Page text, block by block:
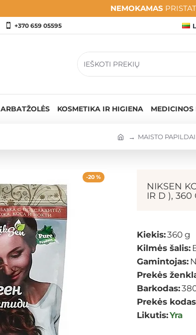
NEMOKAMAS
+370 659 05595
ARBATŽOLĖS KOSMETIKA IR HIGIENA MEDICINOS
MAISTO PAPILDAI
-20 %
NIKSEN
IR D ), 360
Kiekis:360 g
Kilmės šalis:
Gamintojas:
Prekės
Barkodas:
Prekės
Likutis:Yra